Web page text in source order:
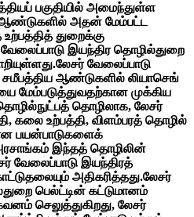
பகுதியில் அமைந்துள்ள
அதன் மேம்பட்ட
துறைக்கு
இயந்திர தொழில்துறை
வேலைப்பாடு
ஆண்டுகளில் லியாசெங்
மேம்படுத்துவதற்கான முக்கிய
தொழிலாக, லேசர்
கலை உற்பத்தி, விளம்பரத் தொழில்
பயன்பாடுகளைக்
இந்தத் தொழிலின்
வேலைப்பாடு இயந்திரத்
அதிகரித்தது.லேசர்
பெல்ட்டின் கட்டுமானம்
செலுத்துகிறது, லேசர்